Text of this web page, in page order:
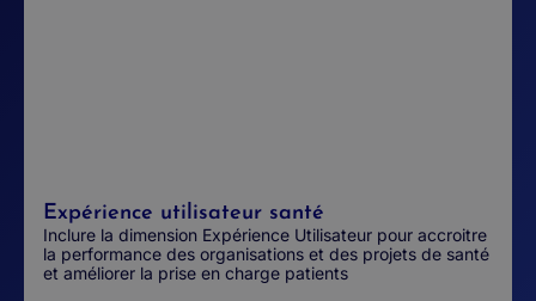
Expérience utilisateur santé
Inclure la dimension Expérience Utilisateur pour accroitre
la performance des organisations et des projets de santé
et améliorer la prise en charge patients